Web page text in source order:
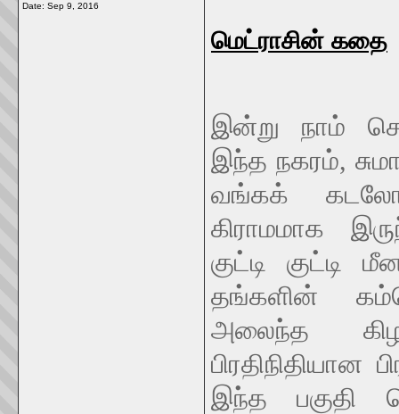
Date: Sep 9, 2016
மெட்ராசின் கதை
இன்று நாம்
இந்த நகரம்,
வங்கக்
கிராமமாக
குட்டி குட்டி
தங்களின்
அலைந்த
இந்த பகுதி